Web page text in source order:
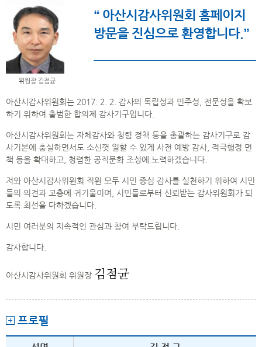
위원장 김점균
“ 아산시감사위원회 홈페이지
방문을 진심으로 환영합니다.”
아산시감사위원회는 2017. 2. 2. 감사의 독립성과 민주성, 전문성을 확보
하기 위하여 출범한 합의제 감사기구입니다.
아산시감사위원회는 자체감사와 청렴 정책 등을 총괄하는 감사기구로 감
사기본에 충실하면서도 소신껏 일할 수 있게 사전 예방 감사, 적극행정 면
책 등을 확대하고,
청렴한 공직문화 조성에 노력하겠습니다.
저와 아산시감사위원회 직원 모두 시민 중심 감사를 실천하기 위하여 시민
들의 의견과 고충에 귀기울이며, 시민들로부터 신뢰받는 감사위원회가 되
도록 최선을 다하겠습니다.
시민 여러분의 지속적인 관심과 참여 부탁드립니다.
감사합니다.
아산시감사위원회 위원장 김점균
프로필